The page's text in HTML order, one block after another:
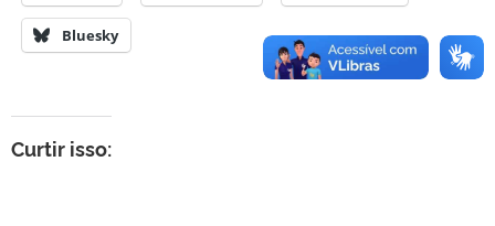
Bluesky
Curtir isso: